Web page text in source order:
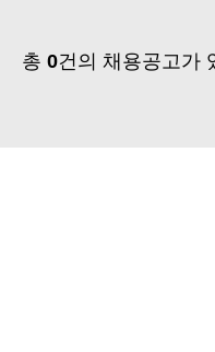
총 0건의 채용공고가